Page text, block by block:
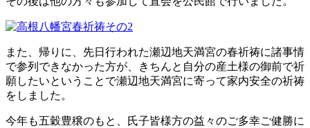
また、帰りに、先日行われた瀬辺地天満宮の春祈祷に諸事情
で参列できなかった方が、きちんと自分の産土様の御前で祈
願したいということで瀬辺地天満宮に寄って家内安全の祈祷
をしました。
今年も五穀豊穣のもと、氏子皆様方の益々のご多幸ご健勝に